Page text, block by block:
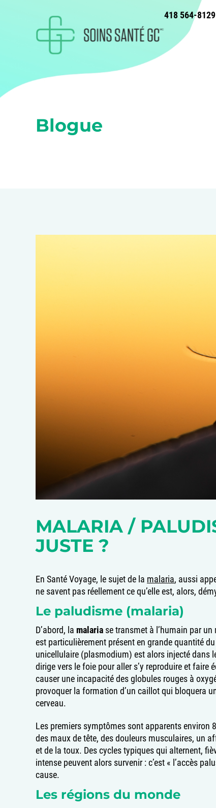
418 564-8129
Blogue
MALARIA /
JUSTE ?
En Santé Voyage, le sujet de la malaria, aussi
ne savent pas réellement ce qu’elle est, alors,
Le paludisme (malaria)
D’abord, la malaria se transmet à l’humain par
est particulièrement présent en grande quantité
unicellulaire (plasmodium) est alors injecté dans
dirige vers le foie pour aller s’y reproduire et faire
causer une incapacité des globules rouges à
provoquer la formation d’un caillot qui bloquera
cerveau.
Les premiers symptômes sont apparents
des maux de tête, des douleurs musculaires, un
et de la toux. Des cycles typiques qui alternent,
intense peuvent alors survenir : c’est « l’accès
cause.
Les régions du monde